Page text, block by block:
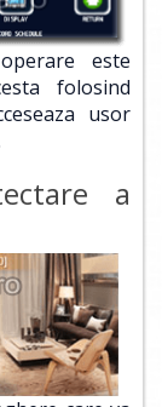
este
folosind
usor
a